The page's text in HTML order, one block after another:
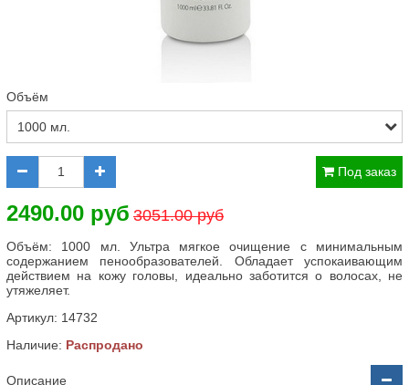
Объём
Под заказ
2490.00 руб 3051.00 руб
Объём: 1000 мл. Ультра мягкое очищение с минимальным
содержанием пенообразователей. Обладает успокаивающим
действием на кожу головы, идеально заботится о волосах, не
утяжеляет.
Артикул: 14732
Наличие: Распродано
Описание